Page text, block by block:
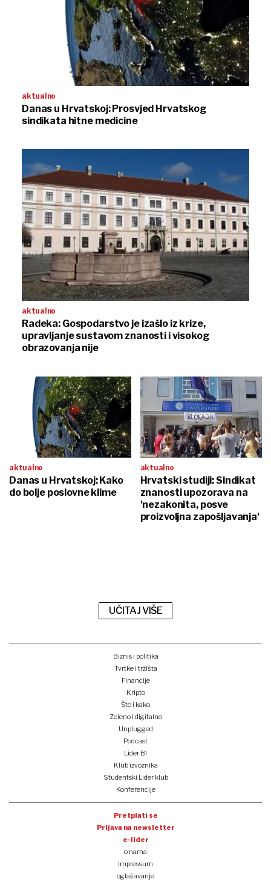
aktualno
Danas u Hrvatskoj: Prosvjed Hrvatskog
sindikata hitne medicine
aktualno
Radeka: Gospodarstvo je izašlo iz krize,
upravljanje sustavom znanosti i visokog
obrazovanja nije
aktualno
Danas u Hrvatskoj: Kako
do bolje poslovne klime
aktualno
Hrvatski studiji: Sindikat
znanosti upozorava na
'nezakonita, posve
proizvoljna zapošljavanja'
UČITAJ VIŠE
Biznis i politika
Tvrtke i tržišta
Financije
Kripto
Što i kako
Zeleno i digitalno
Unplugged
Podcast
Lider BI
Klub izvoznika
Studentski Lider klub
Konferencije
Pretplati se
Prijava na newsletter
e-lider
o nama
impressum
oglašavanje